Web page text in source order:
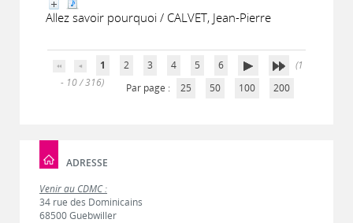
Allez savoir pourquoi / CALVET, Jean-Pierre
1 2 3 4 5 6
(1
- 10 / 316)
Par page : 25 50 100 200
ADRESSE
Venir au CDMC :
34 rue des Dominicains
68500 Guebwiller